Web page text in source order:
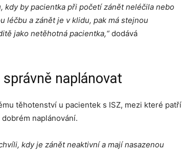
kdy by pacientka při početí zánět neléčila nebo
léčbu a zánět je v klidu, pak má stejnou
jako netěhotná pacientka,“dodává
naplánovat
těhotenství u pacientek s ISZ, mezi které patří
naplánování.
kdy je zánět neaktivní a mají nasazenou